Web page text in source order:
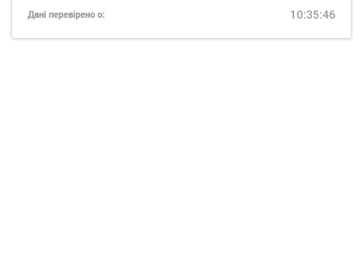
Дані перевірено о: 10:35:46